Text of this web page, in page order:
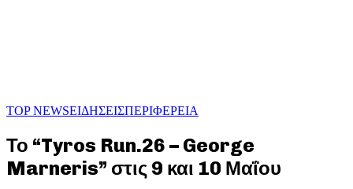
TOP NEWSΕΙΔΗΣΕΙΣΠΕΡΙΦΕΡΕΙΑ
Το “Tyros Run.26 – George
Marneris” στις 9 και 10 Μαΐου